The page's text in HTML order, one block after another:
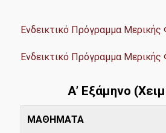
Ανθρώπινο
Διδάσκοντες
Εξωτερική
Ενδεικτικό Πρόγραμμα Μερικής
Ενδεικτικό Πρόγραμμα Μερικής
Α’ Εξάμηνο
ΜΑΘΗΜΑΤΑ